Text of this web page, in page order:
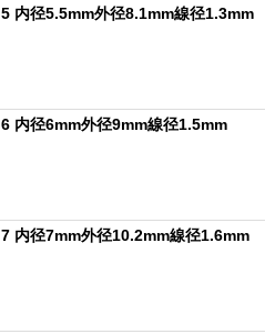
5 内径5.5mm外径8.1mm線径1.3mm
6 内径6mm外径9mm線径1.5mm
7 内径7mm外径10.2mm線径1.6mm